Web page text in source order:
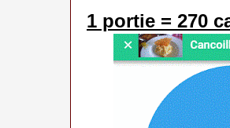
1 portie = 270